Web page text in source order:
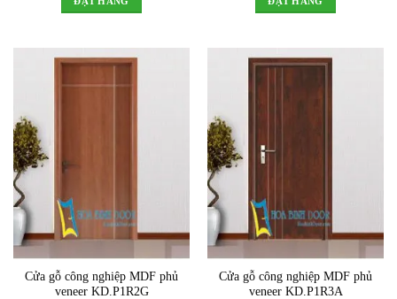
Cửa gỗ công nghiệp MDF phủ
veneer KD.P1R2G
Cửa gỗ công nghiệp MDF phủ
veneer KD.P1R3A